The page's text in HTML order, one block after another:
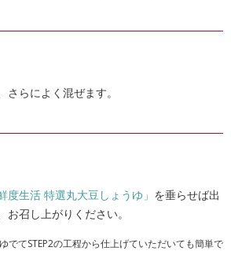
らによく混ぜます。
度生活 特選丸大豆しょうゆ」 を垂らせば出
召し上がりください。
でてSTEP2の工程から仕上げていただいても簡単で